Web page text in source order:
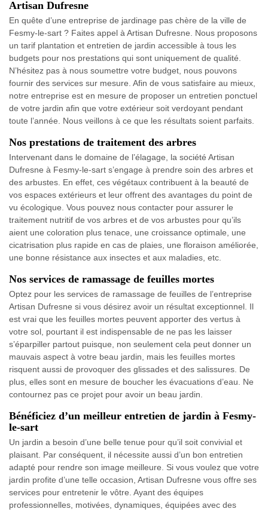
Artisan Dufresne
En quête d’une entreprise de jardinage pas chère de la ville de
Fesmy-le-sart ? Faites appel à Artisan Dufresne. Nous proposons
un tarif plantation et entretien de jardin accessible à tous les
budgets pour nos prestations qui sont uniquement de qualité.
N’hésitez pas à nous soumettre votre budget, nous pouvons
fournir des services sur mesure. Afin de vous satisfaire au mieux,
notre entreprise est en mesure de proposer un entretien ponctuel
de votre jardin afin que votre extérieur soit verdoyant pendant
toute l’année. Nous veillons à ce que les résultats soient parfaits.
Nos prestations de traitement des arbres
Intervenant dans le domaine de l’élagage, la société Artisan
Dufresne à Fesmy-le-sart s’engage à prendre soin des arbres et
des arbustes. En effet, ces végétaux contribuent à la beauté de
vos espaces extérieurs et leur offrent des avantages du point de
vu écologique. Vous pouvez nous contacter pour assurer le
traitement nutritif de vos arbres et de vos arbustes pour qu’ils
aient une coloration plus tenace, une croissance optimale, une
cicatrisation plus rapide en cas de plaies, une floraison améliorée,
une bonne résistance aux insectes et aux maladies, etc.
Nos services de ramassage de feuilles mortes
Optez pour les services de ramassage de feuilles de l’entreprise
Artisan Dufresne si vous désirez avoir un résultat exceptionnel. Il
est vrai que les feuilles mortes peuvent apporter des vertus à
votre sol, pourtant il est indispensable de ne pas les laisser
s’éparpiller partout puisque, non seulement cela peut donner un
mauvais aspect à votre beau jardin, mais les feuilles mortes
risquent aussi de provoquer des glissades et des salissures. De
plus, elles sont en mesure de boucher les évacuations d’eau. Ne
contournez pas ce projet pour avoir un beau jardin.
Bénéficiez d’un meilleur entretien de jardin à Fesmy-
le-sart
Un jardin a besoin d’une belle tenue pour qu’il soit convivial et
plaisant. Par conséquent, il nécessite aussi d’un bon entretien
adapté pour rendre son image meilleure. Si vous voulez que votre
jardin profite d’une telle occasion, Artisan Dufresne vous offre ses
services pour entretenir le vôtre. Ayant des équipes
professionnelles, motivées, dynamiques, équipées avec des